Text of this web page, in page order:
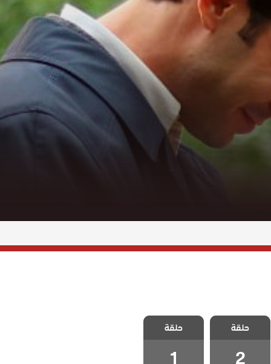
مسلسل لا تبكي
يا اسطنبول
الحلقة 2
حلقة
2
مسلسل لا تبكي
يا اسطنبول
الحلقة 1
حلقة
1